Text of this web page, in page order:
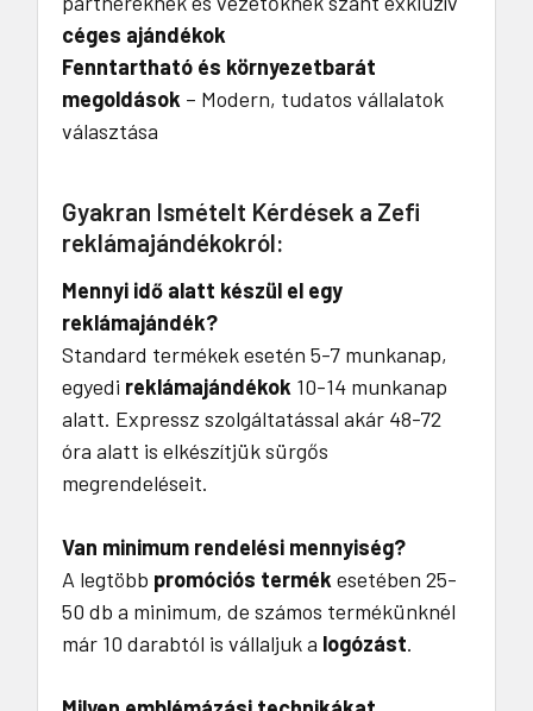
céges ajándékok
Fenntartható és környezetbarát
megoldások – Modern, tudatos vállalatok
választása
Gyakran Ismételt Kérdések a Zefi
reklámajándékokról:
Mennyi idő alatt készül el egy
reklámajándék?
Standard termékek esetén 5-7 munkanap,
egyedi reklámajándékok 10-14 munkanap
alatt. Expressz szolgáltatással akár 48-72
óra alatt is elkészítjük sürgős
megrendeléseit.
Van minimum rendelési mennyiség?
A legtöbb promóciós termékesetében 25-
50 db a minimum, de számos termékünknél
már 10 darabtól is vállaljuk a logózást.